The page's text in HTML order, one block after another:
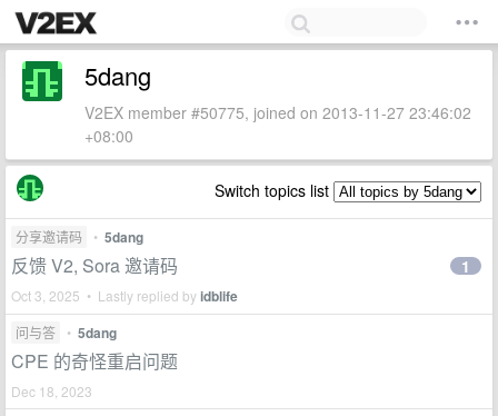
5dang
V2EX member #50775, joined on 2013-11-27 23:46:02
+08:00
Switch topics list
分享邀请码 • 5dang
反馈 V2, Sora 邀请码
Oct 3, 2025 • Lastly replied byidblife
1
问与答 • 5dang
CPE 的奇怪重启问题
Dec 18, 2023